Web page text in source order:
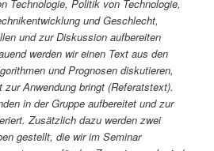
Technologie, Politik von Technologie,
und Geschlecht,
und zur Diskussion aufbereiten
werden wir einen Text aus den
und Prognosen diskutieren,
Anwendung bringt (Referatstext).
in der Gruppe aufbereitet und zur
Zusätzlich dazu werden zwei
gestellt, die wir im Seminar